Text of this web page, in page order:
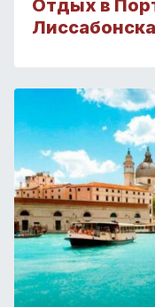
Отдых в